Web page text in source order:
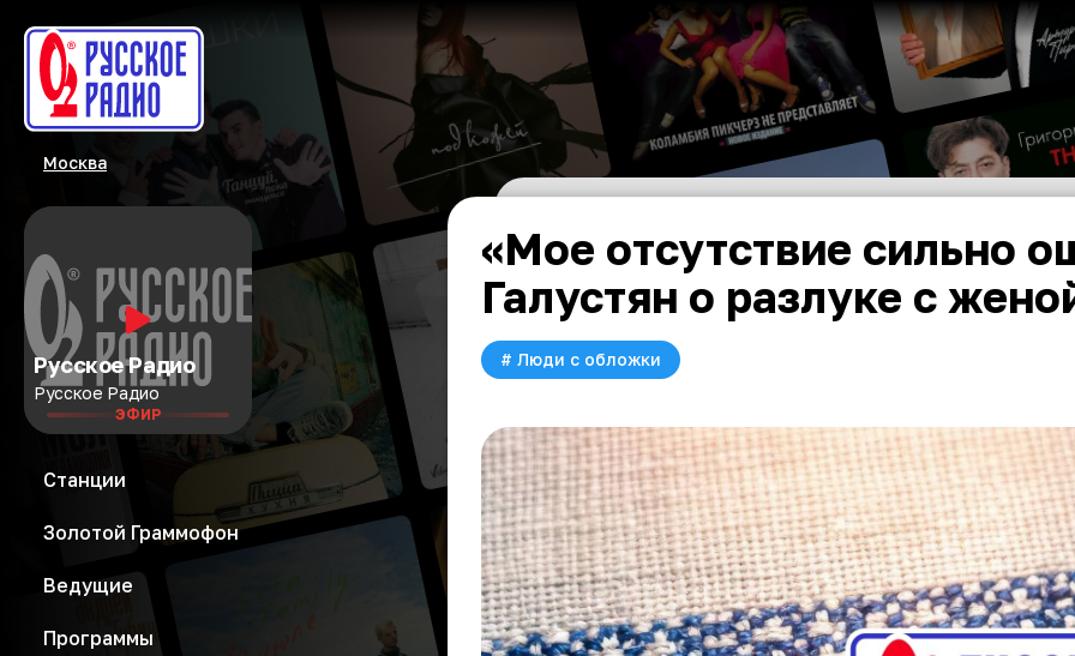
Москва
Русское Радио
Русское Радио
ЭФИР
Станции
Золотой Граммофон
Ведущие
Программы
«Мое отсутствие сильно
Галустян о разлуке с
# Люди с обложки